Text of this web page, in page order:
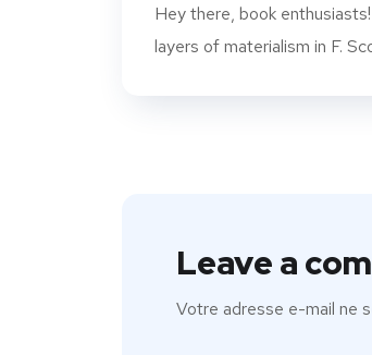
Hey there, book
layers of materialism in F.
Leave a
Votre adresse e-mail ne